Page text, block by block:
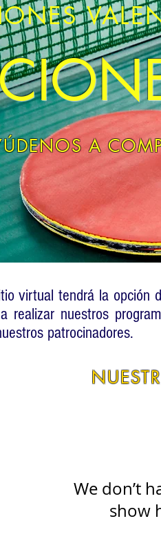
A
virtual tendrá la opción
realizar nuestros
patrocinadores.
We don’t
show